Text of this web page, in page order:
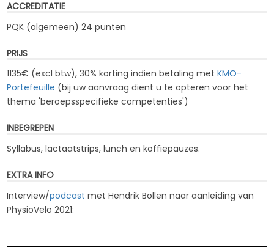
ACCREDITATIE
PQK (algemeen) 24 punten
PRIJS
1135€ (excl btw), 30% korting indien betaling metKMO-
Portefeuille (bij uw aanvraag dient u te opteren voor het
thema 'beroepsspecifieke competenties')
INBEGREPEN
Syllabus, lactaatstrips, lunch en koffiepauzes.
EXTRA INFO
Interview/podcastmet Hendrik Bollen naar aanleiding van
PhysioVelo 2021: